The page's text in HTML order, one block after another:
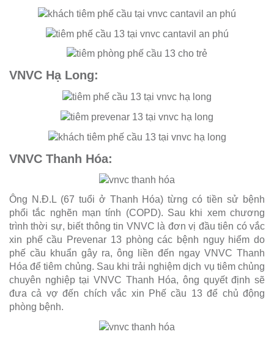
VNVC Hạ Long:
VNVC Thanh Hóa:
Ông N.Đ.L (67 tuổi ở Thanh Hóa) từng có tiền sử bệnh
phổi tắc nghẽn mạn tính (COPD). Sau khi xem chương
trình thời sự, biết thông tin VNVC là đơn vị đầu tiên có vắc
xin phế cầu Prevenar 13 phòng các bệnh nguy hiểm do
phế cầu khuẩn gây ra, ông liền đến ngay VNVC Thanh
Hóa để tiêm chủng. Sau khi trải nghiệm dịch vụ tiêm chủng
chuyên nghiệp tại VNVC Thanh Hóa, ông quyết định sẽ
đưa cả vợ đến chích vắc xin Phế cầu 13 để chủ động
phòng bệnh.